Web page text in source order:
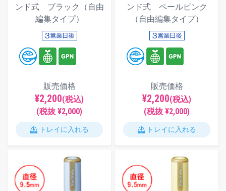
ンド式 ブラック（自由
編集タイプ）
販売価格
¥2,200(税込)
(税抜 ¥2,000)
トレイに入れる
ンド式 ペールピンク
（自由編集タイプ）
販売価格
¥2,200(税込)
(税抜 ¥2,000)
トレイに入れる